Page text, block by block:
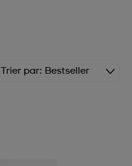
Trier par Bestseller